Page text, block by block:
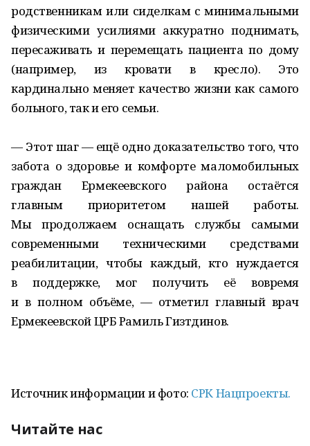
родственникам или сиделкам с минимальными
физическими усилиями аккуратно поднимать,
пересаживать и перемещать пациента по дому
(например, из кровати в кресло). Это
кардинально меняет качество жизни как самого
больного, так и его семьи.
— Этот шаг — ещё одно доказательство того, что
забота о здоровье и комфорте маломобильных
граждан Ермекеевского района остаётся
главным приоритетом нашей работы.
Мы продолжаем оснащать службы самыми
современными техническими средствами
реабилитации, чтобы каждый, кто нуждается
в поддержке, мог получить её вовремя
и в полном объёме, — отметил главный врач
Ермекеевской ЦРБ Рамиль Гизтдинов.
Источник информации и фото: СРК Нацпроекты.
Читайте нас